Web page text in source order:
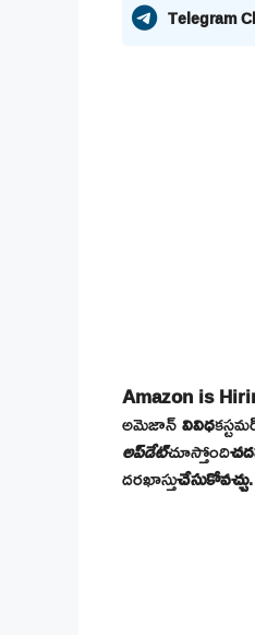
Telegram
Amazon is
అమెజాన్వివిధ
అప్‌డేట్చూస్తోంది
దరఖాస్తుచేసుకోవచ్చు.